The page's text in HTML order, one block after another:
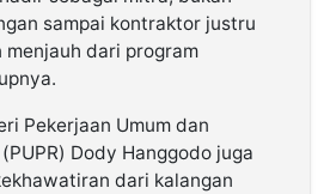
sampai kontraktor justru
menjauh dari program
Pekerjaan Umum dan
Dody Hanggodo juga
dari kalangan